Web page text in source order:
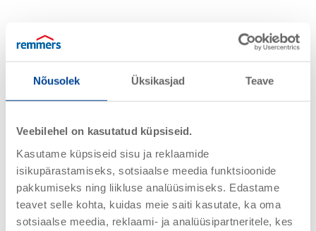
Nõusolek Üksikasjad Teave
Veebilehel on kasutatud küpsiseid.
Kasutame küpsiseid sisu ja reklaamide
isikupärastamiseks, sotsiaalse meedia funktsioonide
pakkumiseks ning liikluse analüüsimiseks. Edastame
teavet selle kohta, kuidas meie saiti kasutate, ka oma
sotsiaalse meedia, reklaami- ja analüüsipartneritele, kes
– valge ja värviline
pealekantavad krundid – väga paindlik gamma – värvitu,
valge ja värviline
Trükivärvid – valge ja värviline